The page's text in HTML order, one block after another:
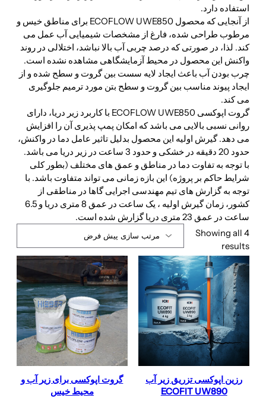
استفاده دارد.
از آنجایی که محصول ECOFLOW UWE850 برای مناطق خیس و
مرطوب طراحی شده، فارغ از مشخصات شیمیایی آب عمل می
کند. لذا، در صورتی که درصد چربی آب بالا نباشد، اختلالی در روند
واکنش این محصول در محیط آزمایشگاهی مشاهده نشده است.
چرب بودن آب باعث ایجاد لایه سست بین گروت و سطح شده و از
ایجاد پیوند مناسب بین گروت و سطح بتن مورد ترمیم جلوگیری
می کند.
گروت اپوکسی ECOFLOW UWE850 با کاربرد زیر دریا، دارای
روانی نسبی بالایی می باشد که امکان پمپ پذیری آن را افزایش
می دهد. گیرش اولیه این محصول بدلیل تاثیر عامل دما در واکنش،
حدود 20 دقیقه در خشکی و حدود 3 ساعت در زیر دریا می باشد.
با توجه به تفاوت دما در مناطق و عمق های مختلف (بطور کلی
شرایط حاکم بر پروژه) این بازه زمانی می تواند متفاوت باشد. با
توجه به گزارش های تیم مهندسی اجرایی گاها در مناطقی از
کشور، زمان گیرش اولیه ، یک ساعت در عمق 8 متری دریا و 6.5
ساعت در عمق 23 متری دریا گزارش شده است.
Showing all 4
results
رزین اپوکسی تزریق زیر آب
ECOFIT UW890
گروت اپوکسی برای زیر آب و
محیط خیس